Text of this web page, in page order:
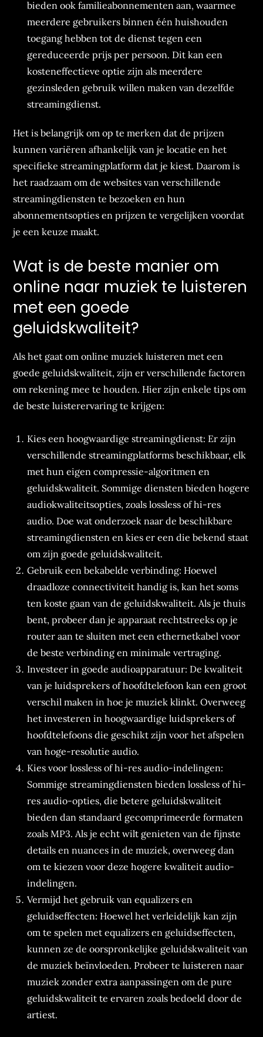
bieden ook familieabonnementen aan, waarmee
meerdere gebruikers binnen één huishouden
toegang hebben tot de dienst tegen een
gereduceerde prijs per persoon. Dit kan een
kosteneffectieve optie zijn als meerdere
gezinsleden gebruik willen maken van dezelfde
streamingdienst.
Het is belangrijk om op te merken dat de prijzen
kunnen variëren afhankelijk van je locatie en het
specifieke streamingplatform dat je kiest. Daarom is
het raadzaam om de websites van verschillende
streamingdiensten te bezoeken en hun
abonnementsopties en prijzen te vergelijken voordat
je een keuze maakt.
Wat is de beste manier om
online naar muziek te luisteren
met een goede
geluidskwaliteit?
Als het gaat om online muziek luisteren met een
goede geluidskwaliteit, zijn er verschillende factoren
om rekening mee te houden. Hier zijn enkele tips om
de beste luisterervaring te krijgen:
Kies een hoogwaardige streamingdienst: Er zijn
verschillende streamingplatforms beschikbaar, elk
met hun eigen compressie-algoritmen en
geluidskwaliteit. Sommige diensten bieden hogere
audiokwaliteitsopties, zoals lossless of hi-res
audio. Doe wat onderzoek naar de beschikbare
streamingdiensten en kies er een die bekend staat
om zijn goede geluidskwaliteit.
Gebruik een bekabelde verbinding: Hoewel
draadloze connectiviteit handig is, kan het soms
ten koste gaan van de geluidskwaliteit. Als je thuis
bent, probeer dan je apparaat rechtstreeks op je
router aan te sluiten met een ethernetkabel voor
de beste verbinding en minimale vertraging.
Investeer in goede audioapparatuur: De kwaliteit
van je luidsprekers of hoofdtelefoon kan een groot
verschil maken in hoe je muziek klinkt. Overweeg
het investeren in hoogwaardige luidsprekers of
hoofdtelefoons die geschikt zijn voor het afspelen
van hoge-resolutie audio.
Kies voor lossless of hi-res audio-indelingen:
Sommige streamingdiensten bieden lossless of hi-
res audio-opties, die betere geluidskwaliteit
bieden dan standaard gecomprimeerde formaten
zoals MP3. Als je echt wilt genieten van de fijnste
details en nuances in de muziek, overweeg dan
om te kiezen voor deze hogere kwaliteit audio-
indelingen.
Vermijd het gebruik van equalizers en
geluidseffecten: Hoewel het verleidelijk kan zijn
om te spelen met equalizers en geluidseffecten,
kunnen ze de oorspronkelijke geluidskwaliteit van
de muziek beïnvloeden. Probeer te luisteren naar
muziek zonder extra aanpassingen om de pure
geluidskwaliteit te ervaren zoals bedoeld door de
artiest.